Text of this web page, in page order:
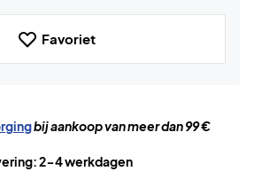
Favoriet
bij aankoop van meer dan 99 €
2-4 werkdagen